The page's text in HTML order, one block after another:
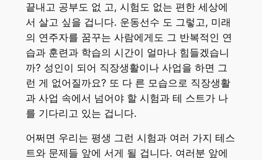
끝내고 공부도 없 고, 시험도 없는 편한 세상에
서 살고 싶을 겁니다. 운동선수 도 그렇고, 미래
의 연주자를 꿈꾸는 사람에게도 그 반복적인 연
습과 훈련과 학습의 시간이 얼마나 힘들겠습니
까? 성인이 되어 직장생활이나 사업을 하면 그
런 게 없어질까요? 또 다 른 모습으로 직장생활
과 사업 속에서 넘어야 할 시험과 테 스트가 나
를 기다리고 있는 겁니다.
어쩌면 우리는 평생 그런 시험과 여러 가지 테스
트와 문제들 앞에 서게 될 겁니다. 여러분 앞에